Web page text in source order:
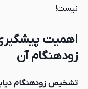
نیست!
اهمیت
زودهنگام آن
تشخیص زودهنگام